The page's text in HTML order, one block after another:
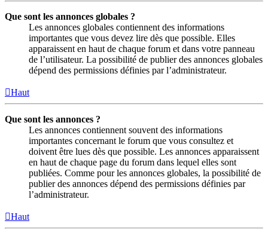
Que sont les annonces globales ?
Les annonces globales contiennent des informations
importantes que vous devez lire dès que possible. Elles
apparaissent en haut de chaque forum et dans votre panneau
de l’utilisateur. La possibilité de publier des annonces globales
dépend des permissions définies par l’administrateur.
Haut
Que sont les annonces ?
Les annonces contiennent souvent des informations
importantes concernant le forum que vous consultez et
doivent être lues dès que possible. Les annonces apparaissent
en haut de chaque page du forum dans lequel elles sont
publiées. Comme pour les annonces globales, la possibilité de
publier des annonces dépend des permissions définies par
l’administrateur.
Haut